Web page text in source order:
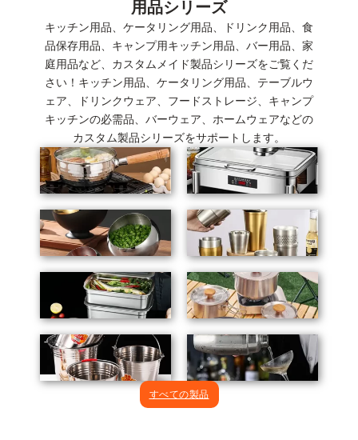
用品シリーズ
キッチン用品、ケータリング用品、ドリンク用品、食
品保存用品、キャンプ用キッチン用品、バー用品、家
庭用品など、カスタムメイド製品シリーズをご覧くだ
さい！キッチン用品、ケータリング用品、テーブルウ
ェア、ドリンクウェア、フードストレージ、キャンプ
キッチンの必需品、バーウェア、ホームウェアなどの
カスタム製品シリーズをサポートします。
すべての製品